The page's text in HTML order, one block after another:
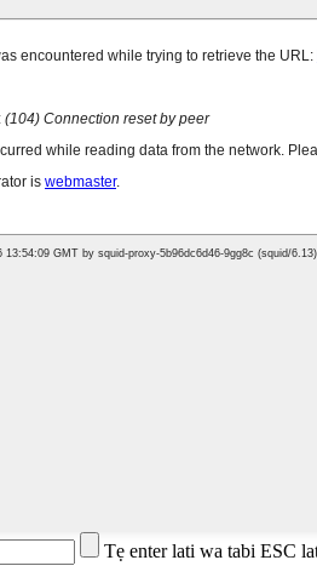
Tẹ enter lati wa tabi ESC